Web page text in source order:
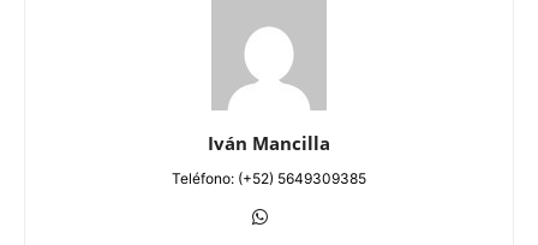
Iván Mancilla
Teléfono: (+52) 5649309385